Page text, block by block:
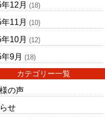
12月 (18)
11月 (10)
10月 (12)
9月 (18)
カテゴリー一覧
の声
せ